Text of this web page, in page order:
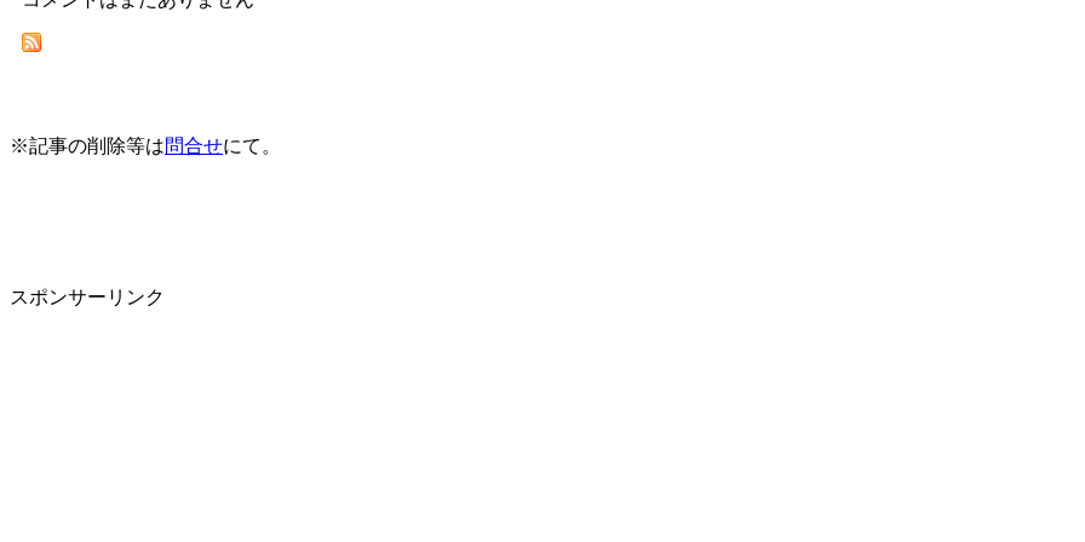
※記事の削除等は問合せにて。
スポンサーリンク